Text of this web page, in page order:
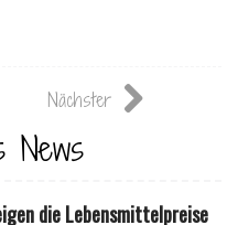
Nächster
News
die Lebensmittelpreise